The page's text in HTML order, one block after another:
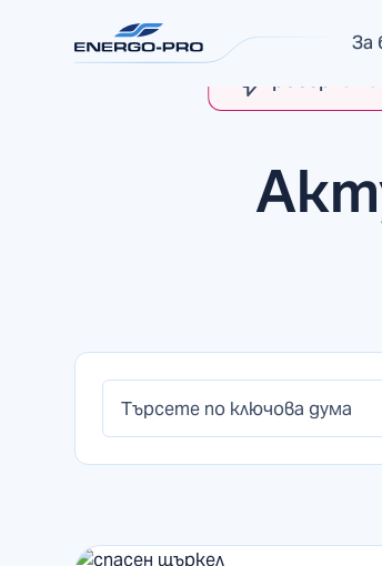
MyENERGO-
За